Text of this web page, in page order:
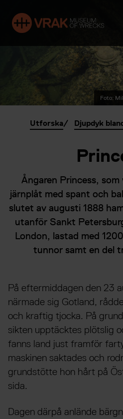
Foto:
Utforska Djupdyk
Ångaren Princess,
järnplåt med spant och
slutet av augusti 1888
utanför Sankt
London, lastad med
tunnor samt en del
På eftermiddagen den 23
närmade sig Gotland,
och kraftig tjocka. På
sikten upptäcktes plötslig
fanns land just framför
maskinen saktades och
grundstötte hon hårt på
sida.
Dagen därpå anlände